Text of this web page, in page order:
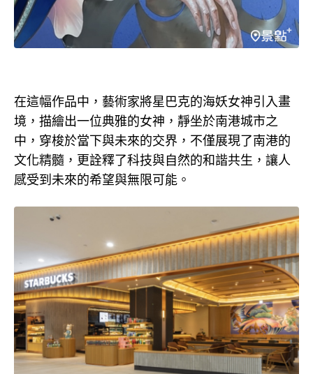
在這幅作品中，藝術家將星巴克的海妖女神引入畫
境，描繪出一位典雅的女神，靜坐於南港城市之
中，穿梭於當下與未來的交界，不僅展現了南港的
文化精髓，更詮釋了科技與自然的和諧共生，讓人
感受到未來的希望與無限可能。